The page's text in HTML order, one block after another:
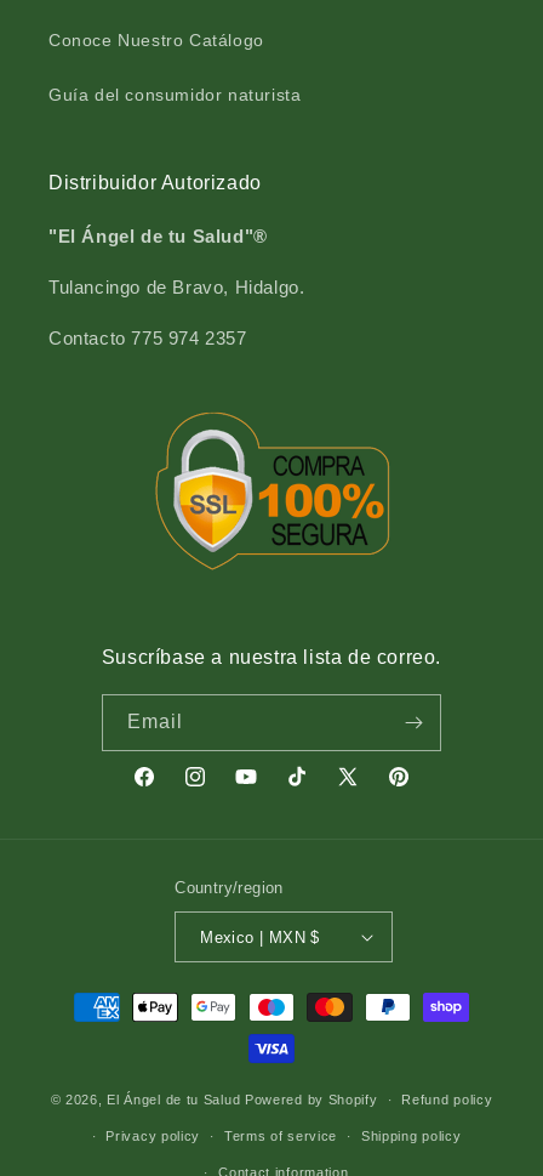
Conoce Nuestro Catálogo
Guía del consumidor naturista
Distribuidor Autorizado
"El Ángel de tu Salud"®
Tulancingo de Bravo, Hidalgo.
Contacto 775 974 2357
Suscríbase a nuestra lista de correo.
Email
FacebookInstagramYouTubeTikTok X
Pinterest
Country/region
Mexico | MXN $
Payment
methods
© 2026, El Ángel de tu Salud Powered by Shopify Refund policy
Privacy policy Terms of service Shipping policy
Contact information